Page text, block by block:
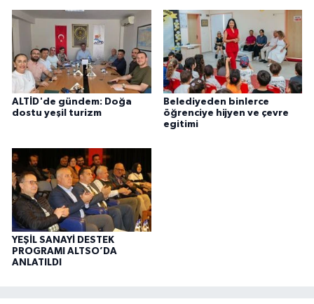
ALTİD'de gündem: Doğa
dostu yeşil turizm
Belediyeden binlerce
öğrenciye hijyen ve çevre
egitimi
YEŞİL SANAYİ DESTEK
PROGRAMI ALTSO’DA
ANLATILDI